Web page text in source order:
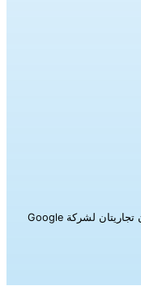
Google Play وشعار Google Play هما علامتان تجاريتان لشركة Google